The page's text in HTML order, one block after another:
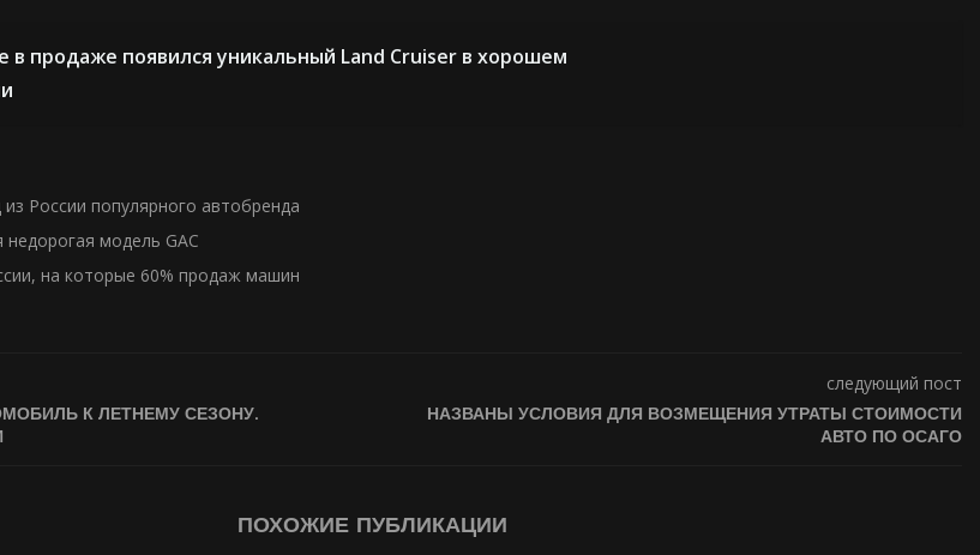
в продаже появился уникальный Land Cruiser в хорошем
России популярного автобренда
модель GAC
на которые 60% продаж машин
К ЛЕТНЕМУ СЕЗОНУ.
следующий пост
НАЗВАНЫ УСЛОВИЯ ДЛЯ ВОЗМЕЩЕНИЯ УТРАТЫ СТОИМОСТИ
АВТО ПО ОСАГО
ПОХОЖИЕ ПУБЛИКАЦИИ